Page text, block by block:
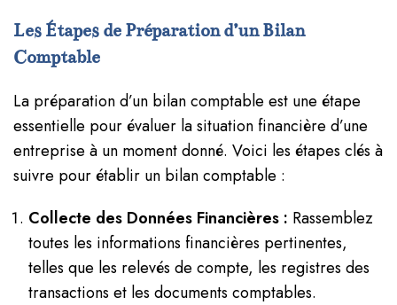
Les Étapes de Préparation d’un Bilan
Comptable
La préparation d’un bilan comptable est une étape
essentielle pour évaluer la situation financière d’une
entreprise à un moment donné. Voici les étapes clés à
suivre pour établir un bilan comptable :
Collecte des Données Financières : Rassemblez
toutes les informations financières pertinentes,
telles que les relevés de compte, les registres des
transactions et les documents comptables.